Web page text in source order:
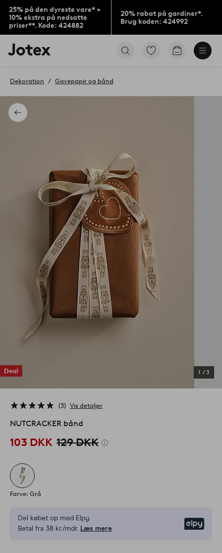
25% på den dyreste vare* +
10% ekstra på nedsatte
priser**. Kode: 424882
20% rabat på gardiner*.
Brug koden: 424992
Jotex
logo
til
Gå
Gå
Tilbage
Dekoration Gavepapir og bånd
Deal 1 /3
3 Vis detaljer
NUTCRACKER bånd
103 DKK 129 DKK
Farve: Grå
Del købet op med Elpy.
Betal fra 38 kr./mdr. Læs mere